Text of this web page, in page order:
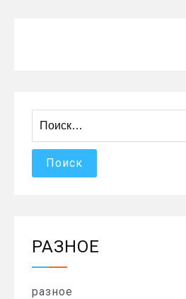
РАЗНОЕ
разное